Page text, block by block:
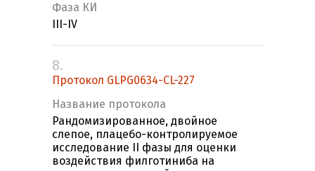
Фаза КИ
III-IV
8.
Протокол GLPG0634-CL-227
Название протокола
Рандомизированное, двойное
слепое, плацебо-контролируемое
исследование II фазы для оценки
воздействия филготиниба на